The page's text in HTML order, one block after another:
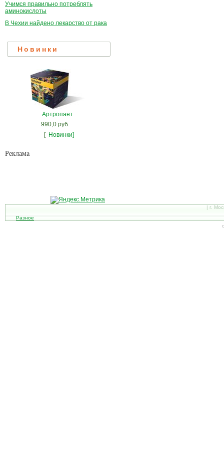
Учимся правильно потреблять
аминокислоты
В Чехии найдено лекарство от рака
Новинки
Артропант
990,0 руб.
[ Новинки]
Рекламa
| г.
Разное